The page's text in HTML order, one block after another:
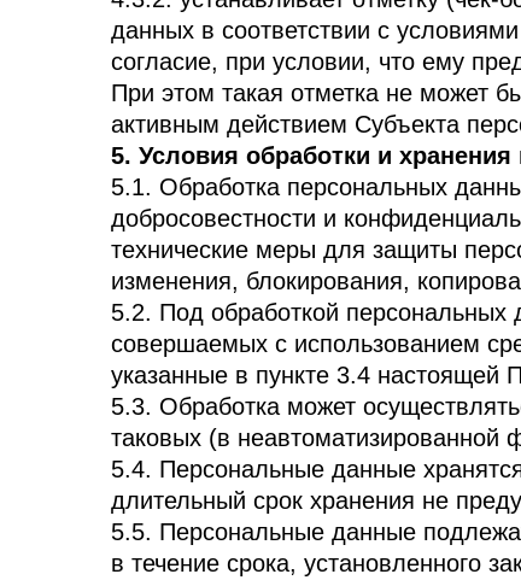
данных в соответствии с
согласие, при условии, что ему
При этом такая отметка не может
активным действием Субъекта
5. Условия обработки и
5.1. Обработка персональных
добросовестности и
технические меры для защиты
изменения, блокирования,
5.2. Под обработкой персональных
совершаемых с использованием
указанные в пункте 3.4 настоящей
5.3. Обработка может
таковых (в неавтоматизированной
5.4. Персональные данные
длительный срок хранения не
5.5. Персональные данные
в течение срока, установленного